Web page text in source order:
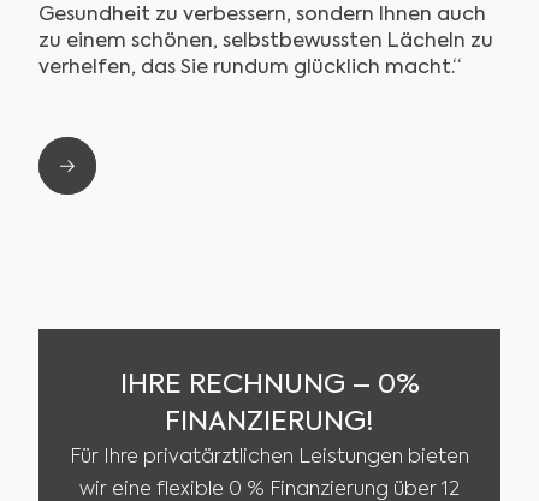
Gesundheit zu verbessern, sondern Ihnen auch
zu einem schönen, selbstbewussten Lächeln zu
verhelfen, das Sie rundum glücklich macht.“
Slide 2 of 2.
IHRE RECHNUNG – 0%
FINANZIERUNG!
Für Ihre privatärztlichen Leistungen bieten
wir eine flexible 0 % Finanzierung über 12